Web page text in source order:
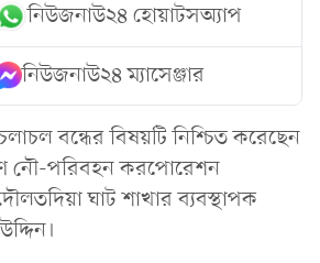
নিউজনাউ২৪ হোয়াটসঅ্যাপ
নিউজনাউ২৪ ম্যাসেঞ্জার
বন্ধের বিষয়টি নিশ্চিত করেছেন
নৌ-পরিবহন করপোরেশন
ঘাট শাখার ব্যবস্থাপক